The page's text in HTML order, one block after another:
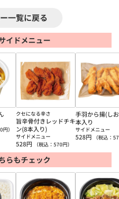
一覧に戻る
イドメニュー
円）
クセになる辛さ
旨辛骨付きレッドチキ
ン(8本入り)
サイドメニュー
528円 （税込： 570円）
手羽から揚(し
本入り
サイドメニュー
528円 （税込：
らもチェック